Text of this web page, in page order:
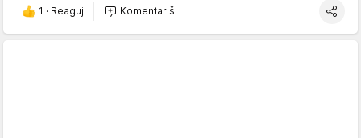
1 · Reaguj Komentariši